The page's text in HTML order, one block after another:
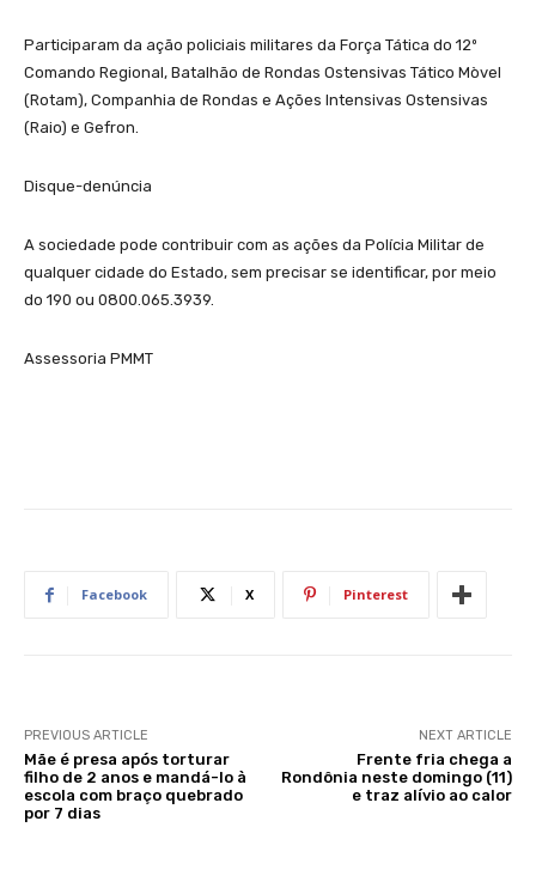
Participaram da ação policiais militares da Força Tática do 12º
Comando Regional, Batalhão de Rondas Ostensivas Tático Mòvel
(Rotam), Companhia de Rondas e Ações Intensivas Ostensivas
(Raio) e Gefron.
Disque-denúncia
A sociedade pode contribuir com as ações da Polícia Militar de
qualquer cidade do Estado, sem precisar se identificar, por meio
do 190 ou 0800.065.3939.
Assessoria PMMT
Facebook X Pinterest
PREVIOUS ARTICLE
Mãe é presa após torturar
filho de 2 anos e mandá-lo à
escola com braço quebrado
por 7 dias
NEXT ARTICLE
Frente fria chega a
Rondônia neste domingo (11)
e traz alívio ao calor